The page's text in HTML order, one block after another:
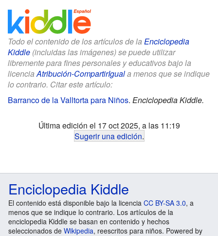
Todo el contenido de los artículos de la Enciclopedia
Kiddle (incluidas las imágenes) se puede utilizar
libremente para fines personales y educativos bajo la
licenciaAtribución-CompartirIguala menos que se indique
lo contrario. Citar este artículo:
Barranco de la Valltorta para Niños. Enciclopedia Kiddle.
Última edición el 17 oct 2025, a las 11:19
Sugerir una edición.
Enciclopedia Kiddle
El contenido está disponible bajo la licencia CC BY-SA 3.0, a
menos que se indique lo contrario. Los artículos de la
enciclopedia Kiddle se basan en contenido y hechos
seleccionados de Wikipedia, reescritos para niños. Powered by